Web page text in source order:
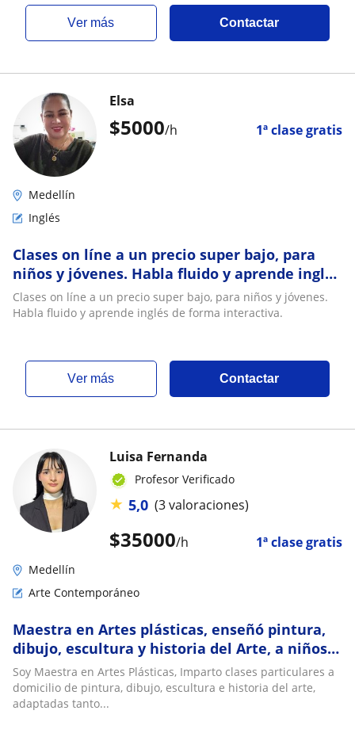
ver más Contactar
$5000/h 1ª clase gratis
Elsa
Medellín
Inglés
Clases on líne a un precio super bajo, para
niños y jóvenes. Habla fluido y aprende inglés
de forma interactiva
Clases on líne a un precio super bajo, para niños y jóvenes.
Habla fluido y aprende inglés de forma interactiva.
ver más Contactar
$35000/h 1ª clase gratis
Luisa Fernanda
Profesor Verificado
★ 5,0 (3 valoraciones)
Medellín
Arte Contemporáneo
Maestra en Artes plásticas, enseñó pintura,
dibujo, escultura y historia del Arte, a niños y
adultos
Soy Maestra en Artes Plásticas, Imparto clases particulares a
domicilio de pintura, dibujo, escultura e historia del arte,
adaptadas tanto...